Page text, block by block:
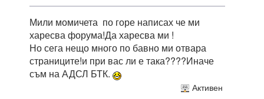
Мили момичета по горе написах че ми
харесва форума!Да харесва ми !
Но сега нещо много по бавно ми отвара
страниците!и при вас ли е така????Иначе
съм на АДСЛ БТК.
Активен